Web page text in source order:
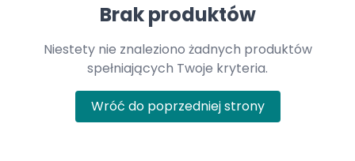
NOŻYKI I OSTRZA
ZAKLEJARKI DO KARTONÓW
ETYKIETY SAMOPRZYLEPNE
NAROŻNIKI I ZABEZPIECZENIA
Brak produktów
Niestety nie znaleziono żadnych produktów
spełniających Twoje kryteria.
Wróć do poprzedniej strony